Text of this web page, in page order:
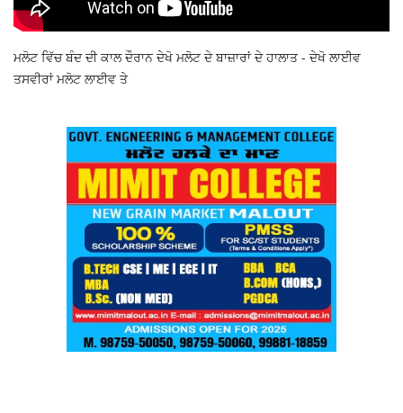
ਮਲੋਟ ਵਿੱਚ ਬੰਦ ਦੀ ਕਾਲ ਦੌਰਾਨ ਦੇਖੋ ਮਲੋਟ ਦੇ ਬਾਜ਼ਾਰਾਂ ਦੇ ਹਾਲਾਤ - ਦੇਖੋ ਲਾਈਵ
ਤਸਵੀਰਾਂ ਮਲੋਟ ਲਾਈਵ ਤੇ